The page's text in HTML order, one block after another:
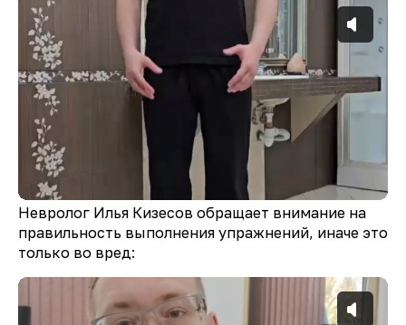
Невролог Илья Кизесов обращает внимание на
правильность выполнения упражнений, иначе это
только во вред: